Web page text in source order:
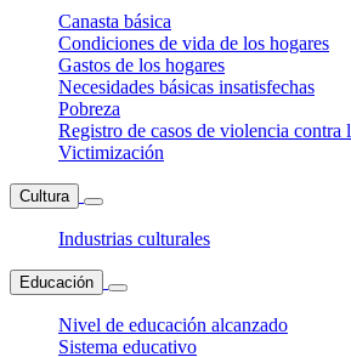
Canasta básica
Condiciones de vida de los hogares
Gastos de los hogares
Necesidades básicas insatisfechas
Pobreza
Registro de casos de violencia contra
Victimización
Cultura
Industrias culturales
Educación
Nivel de educación alcanzado
Sistema educativo